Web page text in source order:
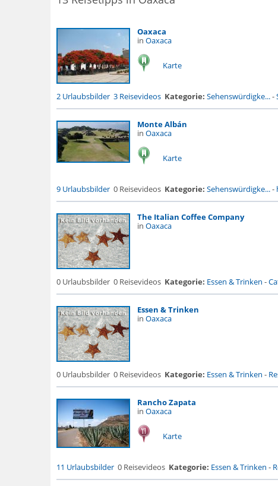
Oaxaca
in Oaxaca
Karte
2 Urlaubsbilder 3 Reisevideos Kategorie: Sehenswürdigke...-
Monte Albán
in Oaxaca
Karte
9 Urlaubsbilder 0 Reisevideos Kategorie: Sehenswürdigke...-
The Italian Coffee Company
in Oaxaca
0 Urlaubsbilder 0 Reisevideos Kategorie: Essen & Trinken -
Essen & Trinken
in Oaxaca
0 Urlaubsbilder 0 Reisevideos Kategorie: Essen & Trinken -
Rancho Zapata
in Oaxaca
Karte
11 Urlaubsbilder 0 Reisevideos Kategorie: Essen & Trinken -